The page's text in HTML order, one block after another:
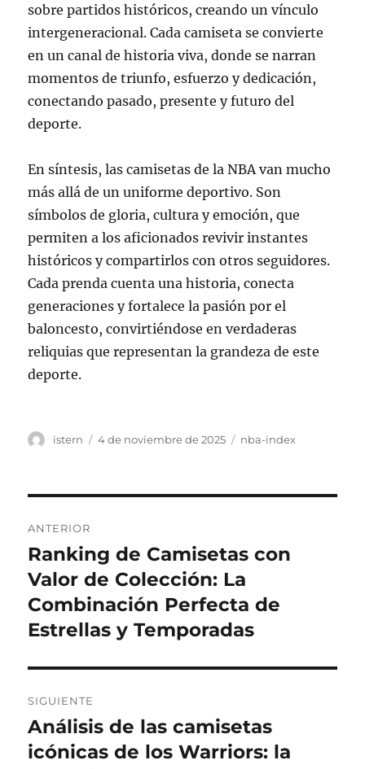
sobre partidos históricos, creando un vínculo
intergeneracional. Cada camiseta se convierte
en un canal de historia viva, donde se narran
momentos de triunfo, esfuerzo y dedicación,
conectando pasado, presente y futuro del
deporte.
En síntesis, las camisetas de la NBA van mucho
más allá de un uniforme deportivo. Son
símbolos de gloria, cultura y emoción, que
permiten a los aficionados revivir instantes
históricos y compartirlos con otros seguidores.
Cada prenda cuenta una historia, conecta
generaciones y fortalece la pasión por el
baloncesto, convirtiéndose en verdaderas
reliquias que representan la grandeza de este
deporte.
Autor
istern
Publicado
4 de noviembre de 2025 Categorías
nba-index
de
entradas
ANTERIOR
Entrada
anterior:
Ranking de Camisetas con
Valor de Colección: La
Combinación Perfecta de
Estrellas y Temporadas
SIGUIENTE
Entrada
siguiente:
Análisis de las camisetas
icónicas de los Warriors: la